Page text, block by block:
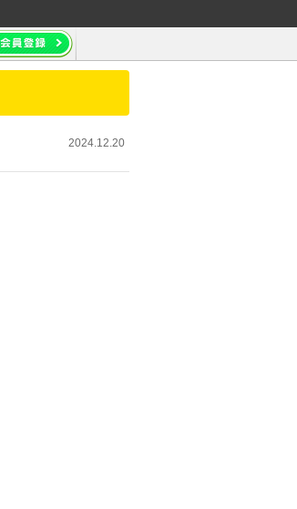
2024.12.20